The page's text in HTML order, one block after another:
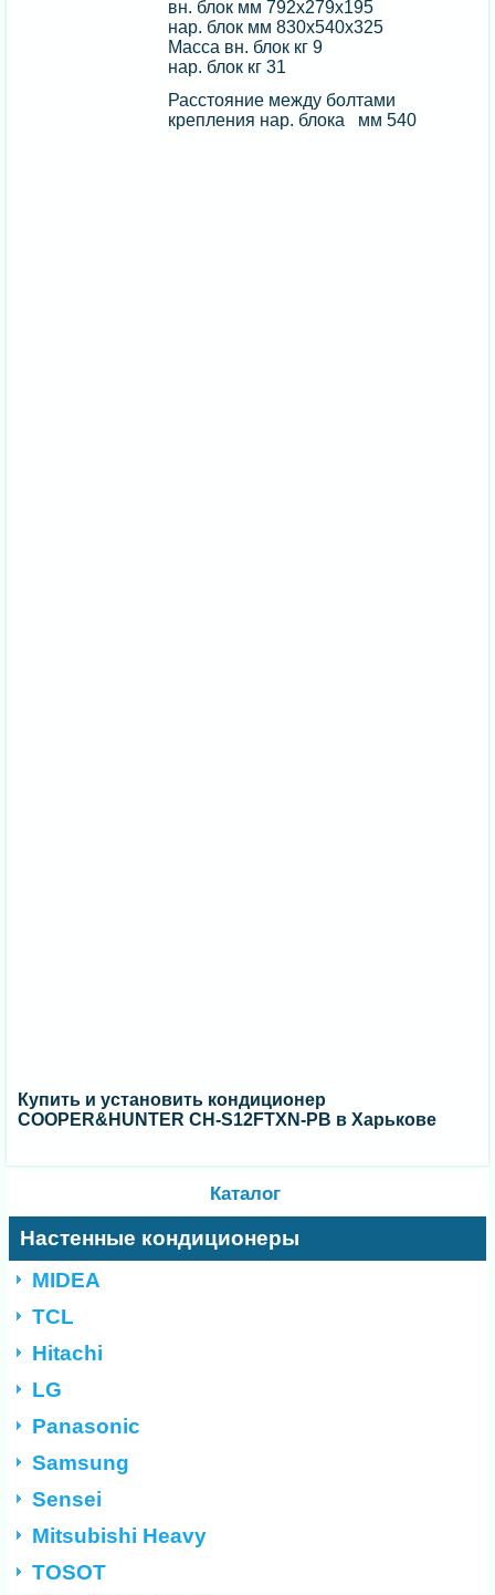
вн. блок мм 792х279х195
нар. блок мм 830х540х325
Масса вн. блок кг 9
нар. блок кг 31
Расстояние между болтами
крепления нар. блока мм 540
Купить и установить кондиционер
COOPER&HUNTER CH-S12FTXN-PB в Харькове
Каталог
Настенные кондиционеры
MIDEA
TCL
Hitachi
LG
Panasonic
Samsung
Sensei
Mitsubishi Heavy
TOSOT